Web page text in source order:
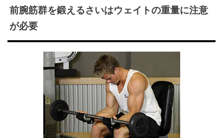
前腕筋群を鍛えるさいはウェイトの重量に注意
が必要